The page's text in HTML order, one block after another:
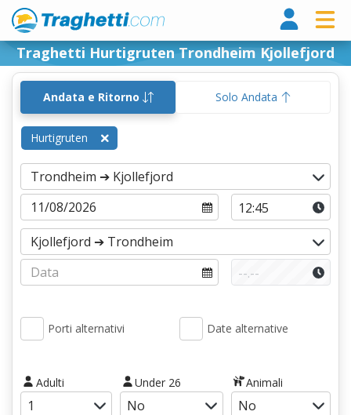
Traghetti Hurtigruten Trondheim Kjollefjord
Andata e Ritorno Solo Andata
Hurtigruten
Porti alternativi Date alternative
Adulti Under 26 Animali